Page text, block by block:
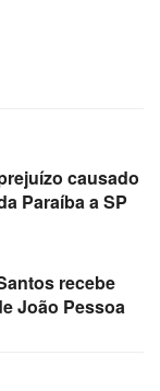
causado
Paraíba a SP
recebe
João Pessoa